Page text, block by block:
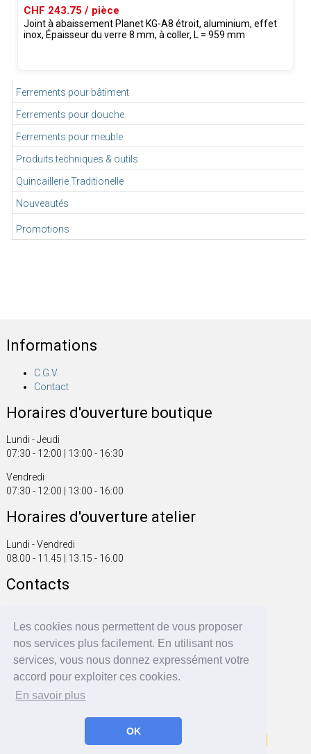
Les cookies nous permettent de vous proposer
nos services plus facilement. En utilisant nos
services, vous nous donnez expressément votre
accord pour exploiter ces cookies.
En savoir plus
OK
Ferrements pour bâtiment
Ferrements pour douche
Ferrements pour meuble
Produits techniques & outils
Quincaillerie Traditionelle
Nouveautés
Promotions
CHF 243.75 / pièce
Joint à abaissement Planet KG-A8 étroit, aluminium, effet
inox, Épaisseur du verre 8 mm, à coller, L = 959 mm
Informations
C.G.V.
Contact
Horaires d'ouverture boutique
Lundi - Jeudi
07:30 - 12:00 | 13:00 - 16:30
Vendredi
07:30 - 12:00 | 13:00 - 16:00
Horaires d'ouverture atelier
Lundi - Vendredi
08.00 - 11.45 | 13.15 - 16.00
Contacts
Fax +41 61 816 20 01
info@fonsegrive.ch
Fonsegrive GmbH
Moosmattstrasse 14
CH - 4304 Giebenach